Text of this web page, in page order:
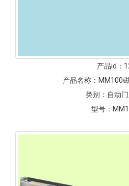
产品id：
产品名称： MM100
类别： 自动
型号：